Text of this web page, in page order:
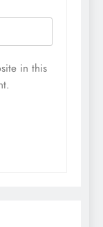
in this